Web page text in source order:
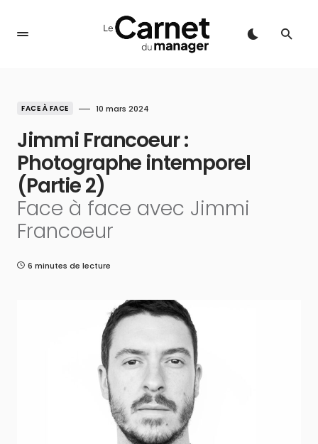
FACE À FACE 10 mars 2024
Jimmi Francoeur :
Photographe intemporel
(Partie 2)
Face à face avec Jimmi
Francoeur
6 minutes de lecture